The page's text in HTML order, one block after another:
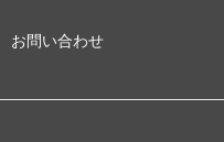
お問い合わせ